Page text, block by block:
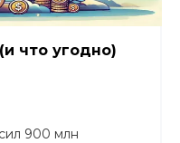
что угодно)
900 млн